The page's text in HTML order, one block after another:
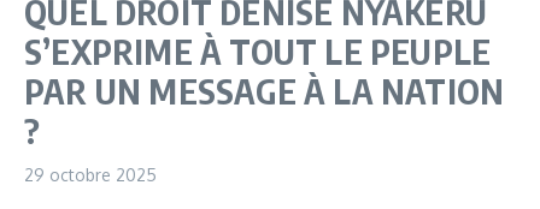
QUEL DROIT DENISE NYAKERU
S’EXPRIME À TOUT LE PEUPLE
PAR UN MESSAGE À LA NATION
?
29 octobre 2025